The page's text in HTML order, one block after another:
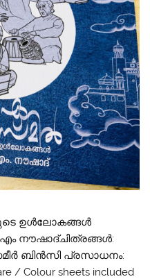
ഉൾലോകങ്ങൾ
നൗഷാദ്ചിത്രങ്ങൾ:
ബിൻസി പ്രസാധനം:
Colour sheets included